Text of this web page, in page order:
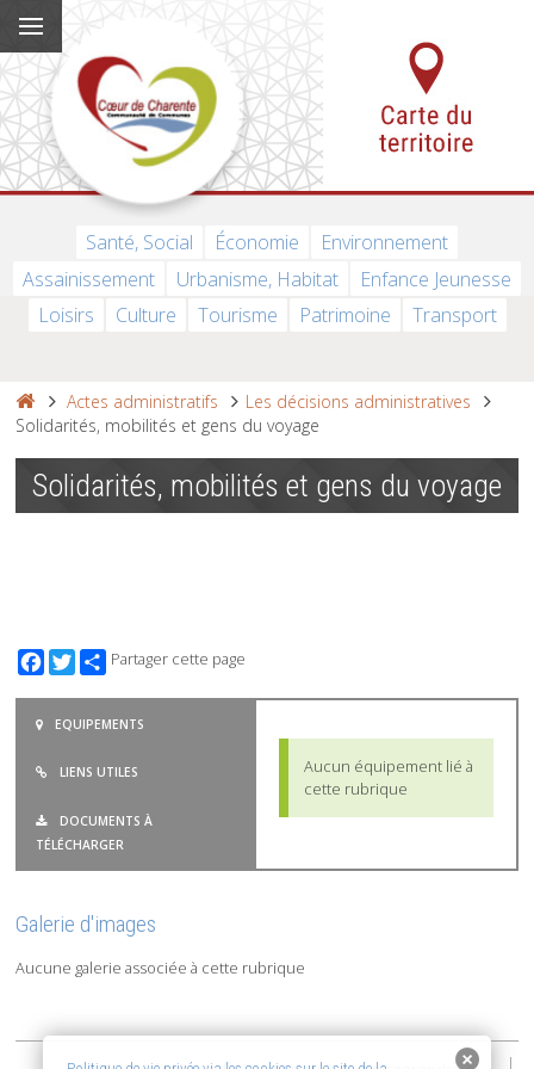
Santé, Social Économie
Environnement
Assainissement
Urbanisme, Habitat
Enfance Jeunesse
Loisirs
Culture Tourisme Patrimoine Transport
Actes administratifs
Les décisions administratives
Solidarités, mobilités et gens du voyage
Solidarités, mobilités et gens du voyage
Facebook
TwitterPartager cette page
EQUIPEMENTS
LIENS UTILES
DOCUMENTS À
TÉLÉCHARGER
Aucun équipement lié à
cette rubrique
Galerie d'images
Aucune galerie associée à cette rubrique